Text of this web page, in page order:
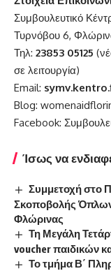
Συμβουλευτικό
Τυρνόβου 6,
Τηλ: 23853 05125
σε λειτουργία)
Email:
Blog:
Facebook:
Ίσως να
Συμμετοχή στο
Σκοποβολής
Φλώρινας
Τη Μεγάλη
voucher παιδικών
Το τμήμα Β΄